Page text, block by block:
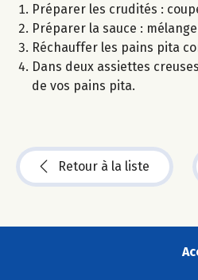
Préparer les crudités :
Préparer la sauce :
Réchauffer les pains pita
Dans deux assiettes
de vos pains pita.
Retour à la liste